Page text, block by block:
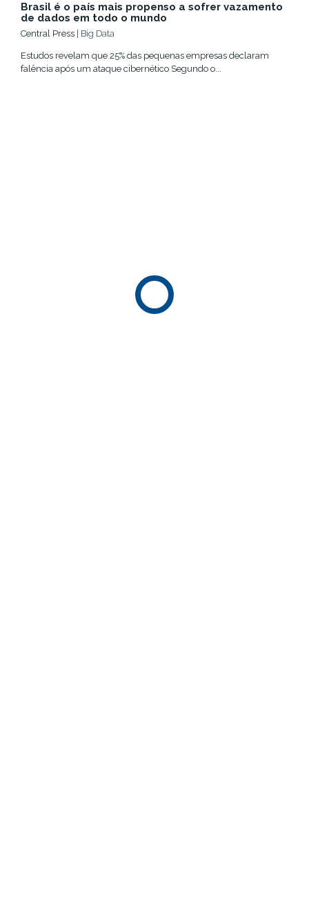
Brasil é o país mais propenso a sofrer vazamento
de dados em todo o mundo
Central Press | Big Data
Estudos revelam que 25% das pequenas empresas declaram
falência após um ataque cibernético Segundo o...